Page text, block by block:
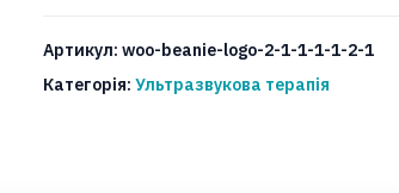
2
Ultrasound
Артикул:woo-beanie-logo-2-1-1-1-1-2-1
Категорія:Ультразвукова терапія